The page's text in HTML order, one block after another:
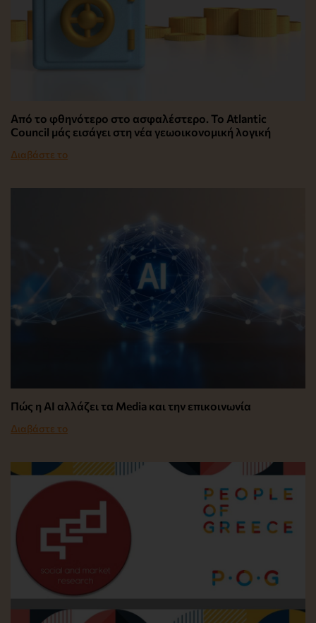
Από το φθηνότερο στο ασφαλέστερο. Το Atlantic
Council μάς εισάγει στη νέα γεωοικονομική λογική
Διαβάστε το
Πώς η AI αλλάζει τα Media και την επικοινωνία
Διαβάστε το